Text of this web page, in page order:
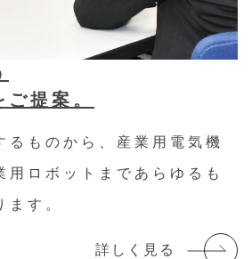
提案。
るものから、産業用電気機
用ロボットまであらゆるも
ます。
詳しく見る